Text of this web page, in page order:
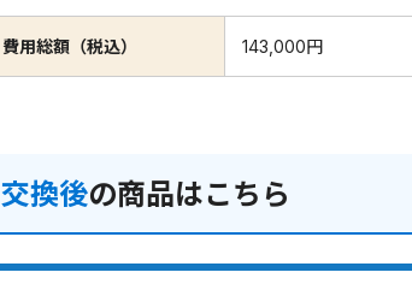
費用総額（税込） 143,000円
交換後の商品はこちら